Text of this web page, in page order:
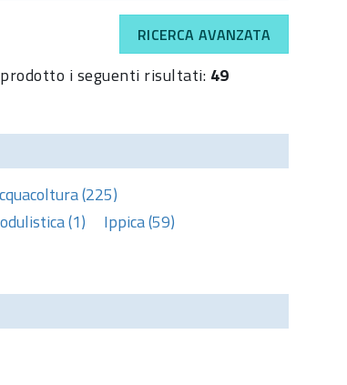
RICERCA AVANZATA
i seguenti risultati: 49
(225)
(1)
Ippica (59)